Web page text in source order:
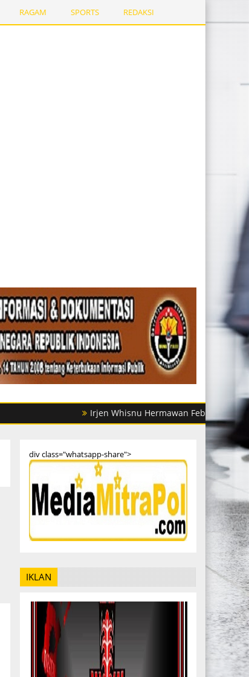
RAGAM SPORTS REDAKSI
Irjen Whisnu Hermawan Februanto Mutasi
div class="whatsapp-share">
IKLAN